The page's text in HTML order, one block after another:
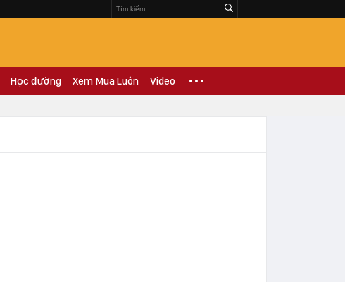
Học đường Xem Mua Luôn Video